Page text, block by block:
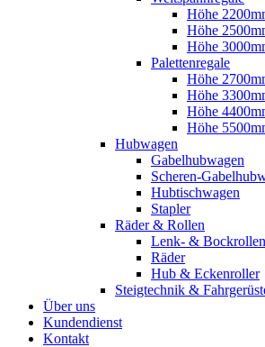
Höhe
Höhe
Höhe
Palettenregale
Höhe
Höhe
Höhe
Höhe
Hubwagen
Gabelhubwagen
Scheren-
Hubtischwagen
Stapler
Räder & Rollen
Lenk- & Bockrollen
Räder
Hub & Eckenroller
Steigtechnik &
Über uns
Kundendienst
Kontakt